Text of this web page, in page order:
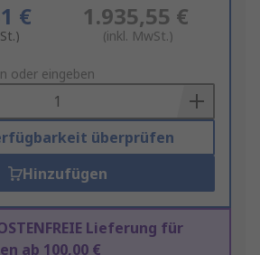
€ 1.935,55 €
(inkl. MwSt.)
oder eingeben
überprüfen
Hinzufügen
Lieferung für
ab 100,00 €